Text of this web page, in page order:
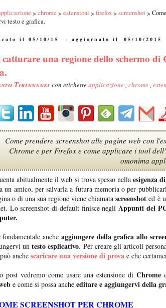
chrome estensioni firefox screenshot
testo e grafica.
il 05/10/15 - aggiornato il 05/10/2015
catturare una regione dello schermo di
Tirinnanzi con etichetteapplicazione, chrome,
Come prendere screenshot alle pagine web con
Chrome e per Firefox e come applicare i tool
omonima
abitualmente il web si trova spesso nella esigenza
un amico, per salvarla a futura memoria o per
o di una sua regione viene chiamata screenshot ed è
Lo screenshot di default finisce negli Appunti del
fondamentale anche aggiungere della grafica allo
untesto esplicativo. Per creare gli articoli
anche scaricare una versione di prova e che
post vedremo come usare una estensione diChrome
e come si possa anche editare e aggiungervi della
SCREENSHOT PER CHROME